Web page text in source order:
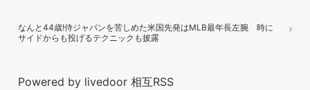
なんと44歳!侍ジャパンを苦しめた米国先発はMLB最年長左腕 時に
サイドからも投げるテクニックも披露
Powered by livedoor 相互RSS